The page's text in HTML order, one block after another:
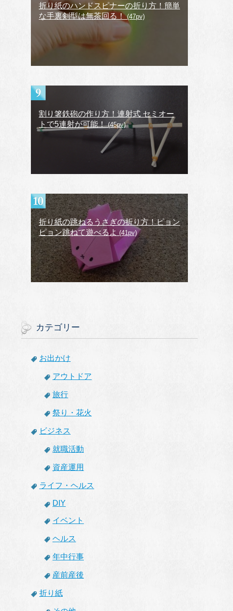
折り紙のハンドスピナーの折り方！簡単
な手裏剣型は無茶回る！(47pv)
割り箸鉄砲の作り方！連射式 セミオー
トで5連射が可能！(45pv)
折り紙の跳ねるうさぎの折り方！ピョン
ピョン跳ねて遊べるよ (41pv)
カテゴリー
お出かけ
アウトドア
旅行
祭り・花火
ビジネス
就職活動
資産運用
ライフ・ヘルス
DIY
イベント
ヘルス
年中行事
産前産後
折り紙